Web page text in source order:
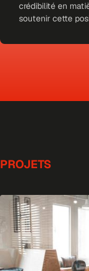
crédibilité en
soutenir cette
PROJETS